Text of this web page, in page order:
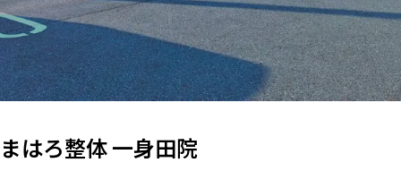
まはろ整体 一身田院